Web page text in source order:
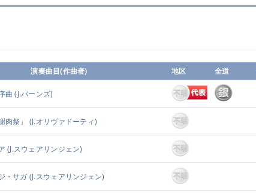
演奏曲目(作曲者) 地区 全道
曲 (J.バーンズ)
肉祭」 (J.オリヴァドーティ)
(J.スウェアリンジェン)
・サガ (J.スウェアリンジェン)